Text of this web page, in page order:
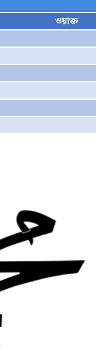
ওয়াক্ত